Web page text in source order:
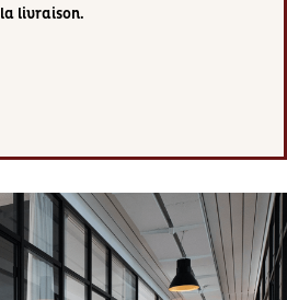
la livraison.